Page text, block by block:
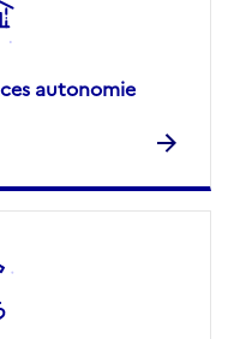
autonomie